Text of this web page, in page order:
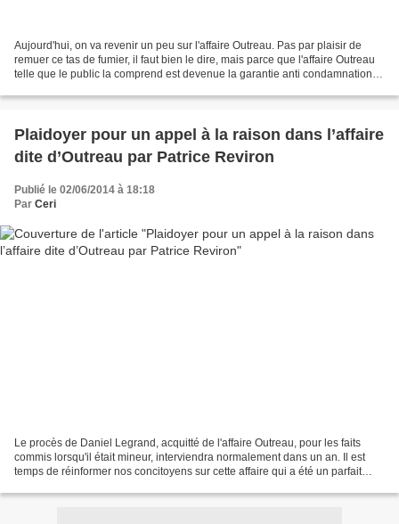
Aujourd'hui, on va revenir un peu sur l'affaire Outreau. Pas par plaisir de
remuer ce tas de fumier, il faut bien le dire, mais parce que l'affaire Outreau
telle que le public la comprend est devenue la garantie anti condamnation
Plaidoyer pour un appel à la raison dans l’affaire
dite d’Outreau par Patrice Reviron
Publié le 02/06/2014 à 18:18
Par Ceri
Le procès de Daniel Legrand, acquitté de l'affaire Outreau, pour les faits
commis lorsqu'il était mineur, interviendra normalement dans un an. Il est
temps de réinformer nos concitoyens sur cette affaire qui a été un parfait